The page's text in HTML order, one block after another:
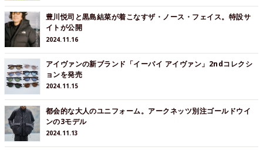
豊川悦司と黒島結菜が着こなすザ・ノース・フェイス。特設サ
イトが公開
2024.11.16
アイヴァンの新ブランド「イーバイ アイヴァン」2ndコレクシ
ョンを発売
2024.11.15
都会的な大人のユニフォーム。アークネッツ別注ゴールドウイ
ンの3モデル
2024.11.13